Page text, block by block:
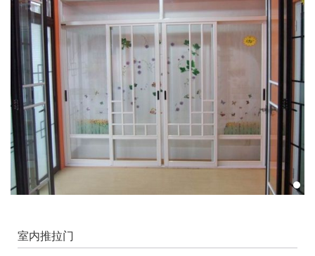
室内推拉门